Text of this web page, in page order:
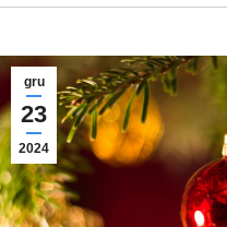
gru
23
2024